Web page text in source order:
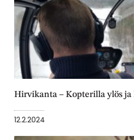
Hirvikanta – Kopterilla ylös ja
12.2.2024